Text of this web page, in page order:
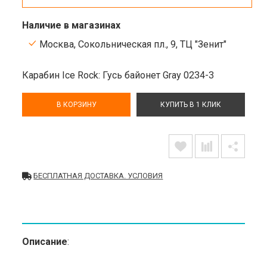
Наличие в магазинах
Москва, Сокольническая пл., 9, ТЦ "Зенит"
Карабин Ice Rock: Гусь байонет Gray 0234-3
В КОРЗИНУ КУПИТЬ В 1 КЛИК
БЕСПЛАТНАЯ ДОСТАВКА. УСЛОВИЯ
Описание: